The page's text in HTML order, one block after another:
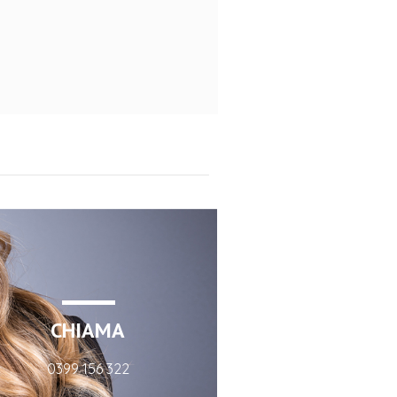
CHIAMA
0399 156 322